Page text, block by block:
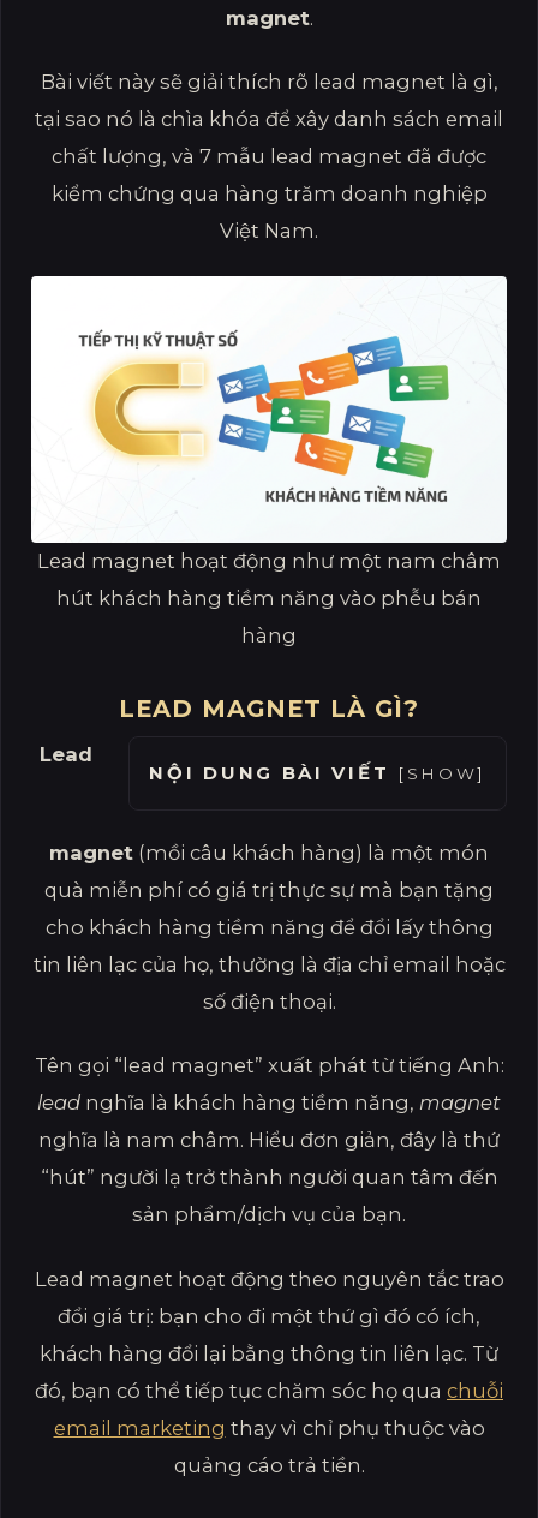
magnet.
Bài viết này sẽ giải thích rõ lead magnet là gì,
tại sao nó là chìa khóa để xây danh sách email
chất lượng, và 7 mẫu lead magnet đã được
kiểm chứng qua hàng trăm doanh nghiệp
Việt Nam.
Lead magnet hoạt động như một nam châm
hút khách hàng tiềm năng vào phễu bán
hàng
LEAD MAGNET LÀ GÌ?
NỘI DUNG BÀI VIẾT [ SHOW]
Lead
magnet (mồi câu khách hàng) là một món
quà miễn phí có giá trị thực sự mà bạn tặng
cho khách hàng tiềm năng để đổi lấy thông
tin liên lạc của họ, thường là địa chỉ email hoặc
số điện thoại.
Tên gọi “lead magnet” xuất phát từ tiếng Anh:
lead nghĩa là khách hàng tiềm năng, magnet
nghĩa là nam châm. Hiểu đơn giản, đây là thứ
“hút” người lạ trở thành người quan tâm đến
sản phẩm/dịch vụ của bạn.
Lead magnet hoạt động theo nguyên tắc trao
đổi giá trị: bạn cho đi một thứ gì đó có ích,
khách hàng đổi lại bằng thông tin liên lạc. Từ
đó, bạn có thể tiếp tục chăm sóc họ qua chuỗi
email marketing thay vì chỉ phụ thuộc vào
quảng cáo trả tiền.